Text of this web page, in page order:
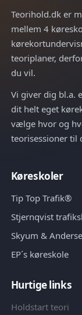
Teorihold.dk er
mellem 4
teoriplaner,
du vil.
Vi giver dig bl.a.
dit helt eget
vælge hvor og
teorisessioner til
Køreskoler
Tip Top Trafik®
Stjernqvist
Skyum &
EP´s køreskole
Hurtige links
Holdstart teori